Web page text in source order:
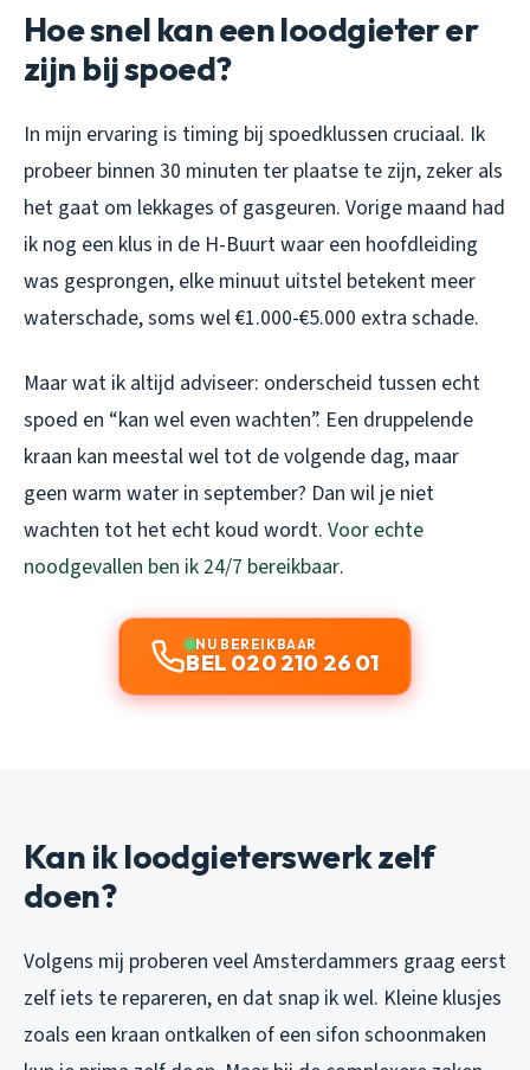
Hoe snel kan een loodgieter er
zijn bij spoed?
In mijn ervaring is timing bij spoedklussen cruciaal. Ik
probeer binnen 30 minuten ter plaatse te zijn, zeker als
het gaat om lekkages of gasgeuren. Vorige maand had
ik nog een klus in de H-Buurt waar een hoofdleiding
was gesprongen, elke minuut uitstel betekent meer
waterschade, soms wel €1.000-€5.000 extra schade.
Maar wat ik altijd adviseer: onderscheid tussen echt
spoed en “kan wel even wachten”. Een druppelende
kraan kan meestal wel tot de volgende dag, maar
geen warm water in september? Dan wil je niet
wachten tot het echt koud wordt. Voor echte
noodgevallen ben ik 24/7 bereikbaar.
NU BEREIKBAAR
BEL 020 210 26 01
Kan ik loodgieterswerk zelf
doen?
Volgens mij proberen veel Amsterdammers graag eerst
zelf iets te repareren, en dat snap ik wel. Kleine klusjes
zoals een kraan ontkalken of een sifon schoonmaken